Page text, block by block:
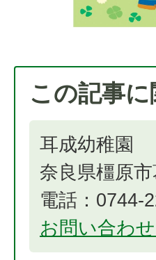
この記事
耳成幼稚園
奈良県橿原
電話：0744-
お問い合わ